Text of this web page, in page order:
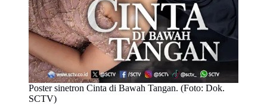
Poster sinetron Cinta di Bawah Tangan. (Foto: Dok.
SCTV)